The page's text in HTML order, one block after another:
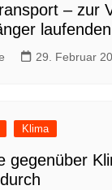
– zur
29. Februar
Klima
gegenüber